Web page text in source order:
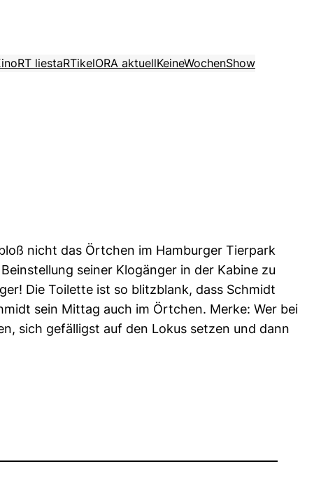
RT liestaRTikelORA aktuellKeineWochenShow
nicht das Örtchen im Hamburger Tierpark
seiner Klogänger in der Kabine zu
Die Toilette ist so blitzblank, dass Schmidt
sein Mittag auch im Örtchen. Merke: Wer bei
sich gefälligst auf den Lokus setzen und dann